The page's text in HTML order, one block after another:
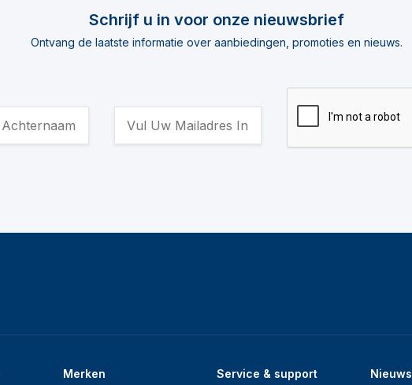
Schrijf u in voor onze nieuwsbrief
Ontvang de laatste informatie over aanbiedingen, promoties en nieuws.
Merken Service & support Nieuws